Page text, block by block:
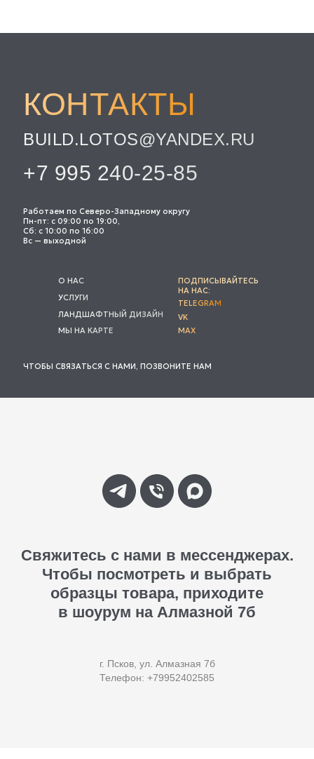
ПОДПИСЫВАЙТЕСЬ
НА НАС:
VK
MAX
TELEGRAM
МЫ НА КАРТЕ
ЛАНДШАФТНЫЙ ДИЗАЙН
УСЛУГИ
О НАС
Работаем по Северо-Западному округу
Пн-пт: с 09:00 по 19:00,
Сб: с 10:00 по 16:00
Вс — выходной
ЧТОБЫ СВЯЗАТЬСЯ С НАМИ, ПОЗВОНИТЕ НАМ
+7 995 240-25-85
BUILD.LOTOS@YANDEX.RU
КОНТАКТЫ
Свяжитесь с нами в мессенджерах.
Чтобы посмотреть и выбрать
образцы товара, приходите
в шоурум на Алмазной 7б
г. Псков, ул. Алмазная 7б
Телефон: +79952402585